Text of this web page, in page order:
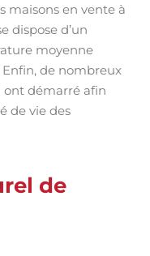
maisons en vente à
dispose d’un
moyenne
Enfin, de nombreux
ont démarré afin
de vie des
de